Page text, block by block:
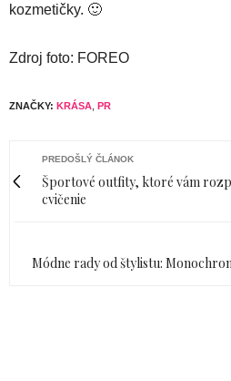
kozmetičky. 🙂
Zdroj foto: FOREO
ZNAČKY: KRÁSA PR
PREDOŠLÝ ČLÁNOK
Športové outfity, ktoré vám
cvičenie
Módne rady od štylistu: